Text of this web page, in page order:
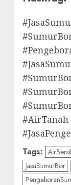
#AirTanah
Tags:
JasaSumurBor